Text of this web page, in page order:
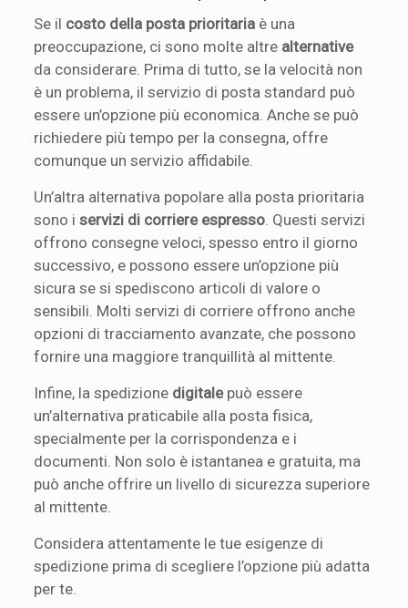
Se il costo della posta prioritaria è una
preoccupazione, ci sono molte altre alternative
da considerare. Prima di tutto, se la velocità non
è un problema, il servizio di posta standard può
essere un’opzione più economica. Anche se può
richiedere più tempo per la consegna, offre
comunque un servizio affidabile.
Un’altra alternativa popolare alla posta prioritaria
sono iservizi di corriere espresso . Questi servizi
offrono consegne veloci, spesso entro il giorno
successivo, e possono essere un’opzione più
sicura se si spediscono articoli di valore o
sensibili. Molti servizi di corriere offrono anche
opzioni di tracciamento avanzate, che possono
fornire una maggiore tranquillità al mittente.
Infine, la spedizione digitalepuò essere
un’alternativa praticabile alla posta fisica,
specialmente per la corrispondenza e i
documenti. Non solo è istantanea e gratuita, ma
può anche offrire un livello di sicurezza superiore
al mittente.
Considera attentamente le tue esigenze di
spedizione prima di scegliere l’opzione più adatta
per te.